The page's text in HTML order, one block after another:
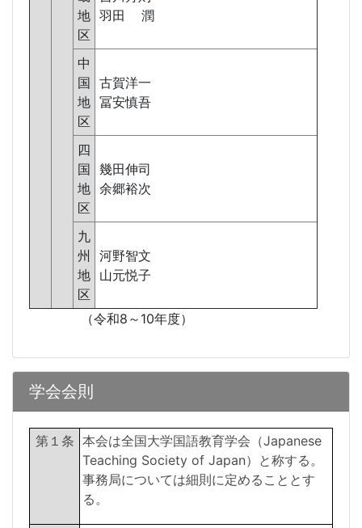
地
区
羽田 潤
中
国
地
区
古賀洋一
冨安慎吾
四
国
地
区
幾田伸司
余郷裕次
九
州
地
区
河野智文
山元悦子
（令和8～10年度）
学会会則
第１条 本会は全国大学国語教育学会（Japanese
Teaching Society of Japan）と称する。
事務局については細則に定めることとす
る。